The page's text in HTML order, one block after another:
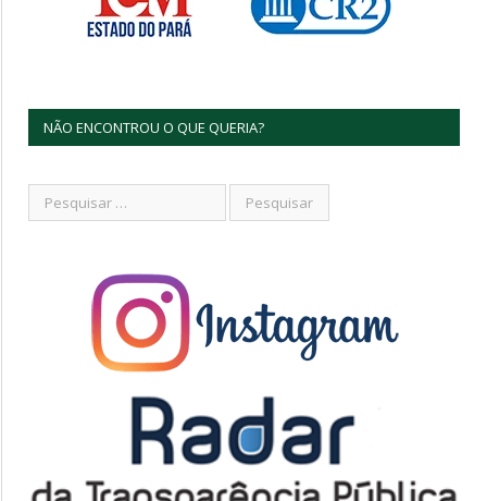
NÃO ENCONTROU O QUE QUERIA?